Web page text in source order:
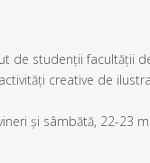
de studenții facultății
creative de
și sâmbătă, 22-23